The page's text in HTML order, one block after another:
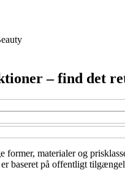
– find det
materialer og
baseret på offentligt